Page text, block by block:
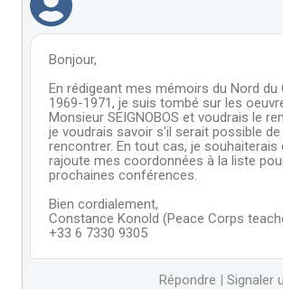
Bonjour,
En rédigeant mes mémoirs du Nord du
1969-1971, je suis tombé sur les
Monsieur SEIGNOBOS et voudrais le
je voudrais savoir s'il serait possible de
rencontrer. En tout cas, je souhaiterais
rajoute mes coordonnées à la liste
prochaines conférences.
Bien cordialement,
Constance Konold (Peace Corps
+33 6 7330 9305
Répondre | Signaler